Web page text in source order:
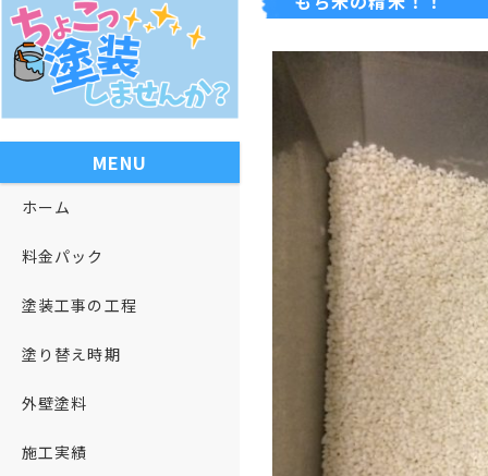
MENU
ホーム
料金パック
塗装工事の工程
塗り替え時期
外壁塗料
施工実績